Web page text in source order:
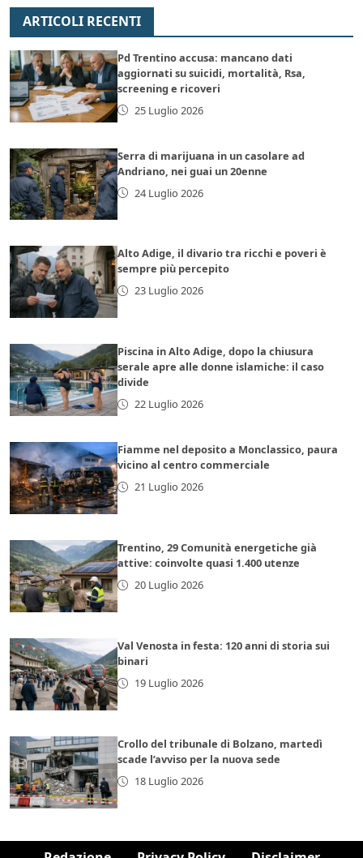
ARTICOLI RECENTI
Pd Trentino accusa: mancano dati
aggiornati su suicidi, mortalità, Rsa,
screening e ricoveri
25 Luglio 2026
Serra di marijuana in un casolare ad
Andriano, nei guai un 20enne
24 Luglio 2026
Alto Adige, il divario tra ricchi e poveri è
sempre più percepito
23 Luglio 2026
Piscina in Alto Adige, dopo la chiusura
serale apre alle donne islamiche: il caso
divide
22 Luglio 2026
Fiamme nel deposito a Monclassico, paura
vicino al centro commerciale
21 Luglio 2026
Trentino, 29 Comunità energetiche già
attive: coinvolte quasi 1.400 utenze
20 Luglio 2026
Val Venosta in festa: 120 anni di storia sui
binari
19 Luglio 2026
Crollo del tribunale di Bolzano, martedì
scade l’avviso per la nuova sede
18 Luglio 2026